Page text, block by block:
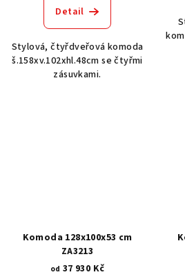
Detail
Stylová, čtyřdveřová komoda
š.158xv.102xhl.48cm se čtyřmi
zásuvkami.
Komoda 128x100x53 cm
ZA3213
od 37 930 Kč